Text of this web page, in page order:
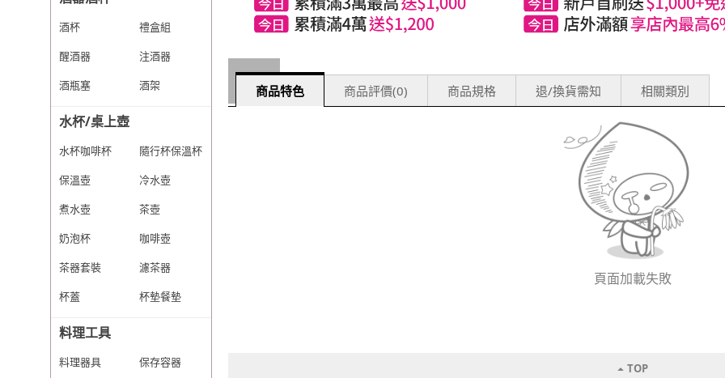
酒杯
禮盒組
醒酒器
注酒器
酒瓶塞
酒架
水杯/桌上壺
水杯咖啡杯
隨行杯保溫杯
保溫壺
冷水壺
煮水壺
茶壺
奶泡杯
咖啡壺
茶器套裝
濾茶器
杯蓋
杯墊餐墊
料理工具
料理器具
保存容器
商品特色 商品評價(0) 商品規格 退/換貨需知 相關類別
頁面加載失敗
TOP